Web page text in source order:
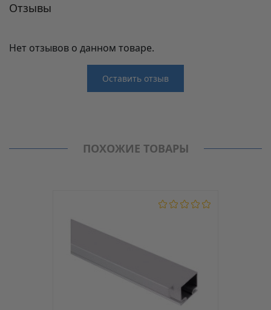
Отзывы
Нет отзывов о данном товаре.
Оставить отзыв
Модель
119668
Ручки профиль
ПОХОЖИЕ ТОВАРЫ